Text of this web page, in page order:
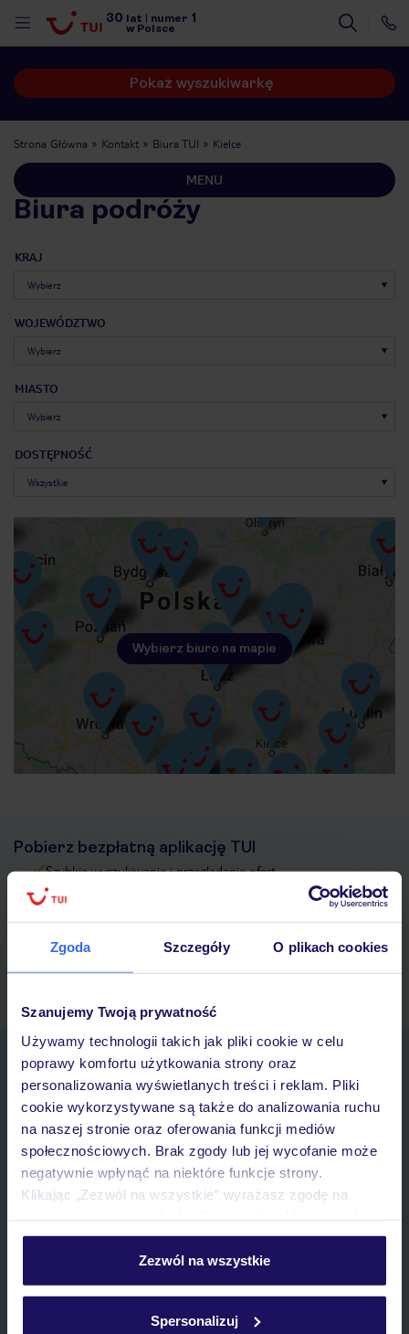
Zgoda Szczegóły O plikach cookies
Szanujemy Twoją prywatność
Używamy technologii takich jak pliki cookie w celu
poprawy komfortu użytkowania strony oraz
personalizowania wyświetlanych treści i reklam. Pliki
cookie wykorzystywane są także do analizowania ruchu
na naszej stronie oraz oferowania funkcji mediów
społecznościowych. Brak zgody lub jej wycofanie może
negatywnie wpłynąć na niektóre funkcje strony.
Klikając „Zezwól na wszystkie” wyrażasz zgodę na
personalizować swój wybór wchodząc w zakładkę
Szczegółowe informacje o plikach cookie znajdziesz
Zezwól na wszystkie
Spersonalizuj
30 lat numer 1
w Polsce
Pokaż wyszukiwarkę
Strona Główna Kontakt Biura TUI Kielce
MENU
Biura podróży
KRAJ
WOJEWÓDZTWO
MIASTO
DOSTĘPNOŚĆ
Wybierz biuro na mapie
Pobierz bezpłatną aplikację TUI
Szybkie wyszukiwanie i przeglądanie ofert
Lista ulubionych ofert i możliwość ich udostępniania
myTUI
Zapisz się do newslettera
IMIĘ*
E-MAIL*
Wyrażam zgodę na przetwarzanie danych osobowych przez TUI
marketingowych, w zakresie oraz celu wskazanym w„Informacji o
przetwarzaniu danych osobowych”, poprzez elektroniczną formę
systemów wywołujących.
Zapisz się